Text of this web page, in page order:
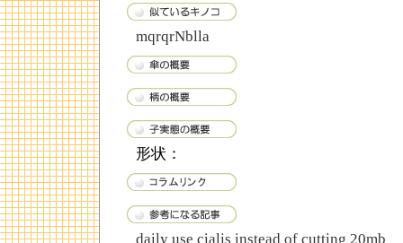
mqrqrNblla
形状：
daily use cialis instead of cutting 20mb